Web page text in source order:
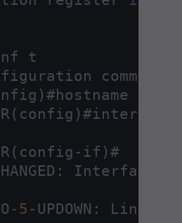
t
IOS
-
Interface
-5 - UPDOWN: Line